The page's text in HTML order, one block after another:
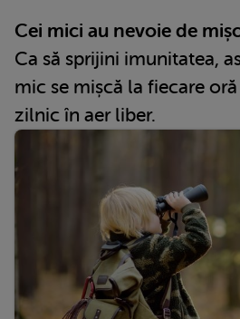
Cei mici au nevoie de
Ca să sprijini imunitatea,
mic se mișcă la fiecare
zilnic în aer liber.